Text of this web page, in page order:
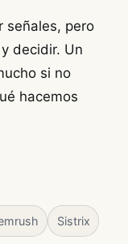
señales, pero
decidir. Un
si no
hacemos
Sistrix